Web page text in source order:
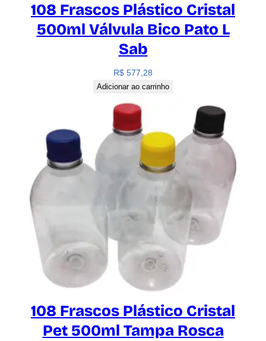
108 Frascos Plástico Cristal
500ml Válvula Bico Pato L
Sab
R$ 577,28
Adicionar ao carrinho
108 Frascos Plástico Cristal
Pet 500ml Tampa Rosca